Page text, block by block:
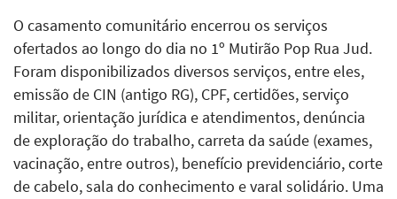
O casamento comunitário encerrou os serviços
ofertados ao longo do dia no 1º Mutirão Pop Rua Jud.
Foram disponibilizados diversos serviços, entre eles,
emissão de CIN (antigo RG), CPF, certidões, serviço
militar, orientação jurídica e atendimentos, denúncia
de exploração do trabalho, carreta da saúde (exames,
vacinação, entre outros), benefício previdenciário, corte
de cabelo, sala do conhecimento e varal solidário. Uma